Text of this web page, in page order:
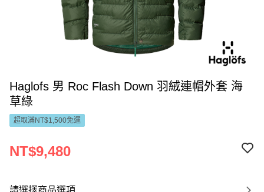
Haglofs 男 Roc Flash Down 羽絨連帽外套 海
草綠
超取滿NT$1,500免運
NT$9,480
請選擇商品選項